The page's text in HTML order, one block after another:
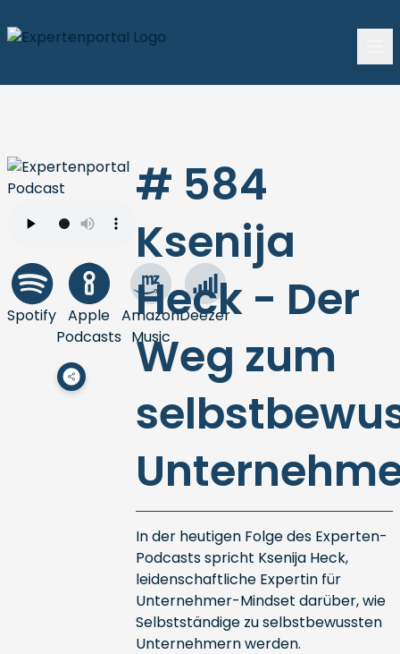
Spotify Apple
Podcasts
Amazon
Music
Deezer
# 584
Ksenija
Heck - Der
Weg zum
In der heutigen Folge des Experten-
Podcasts spricht Ksenija Heck,
leidenschaftliche Expertin für
Unternehmer-Mindset darüber, wie
Selbstständige zu selbstbewussten
Unternehmern werden.